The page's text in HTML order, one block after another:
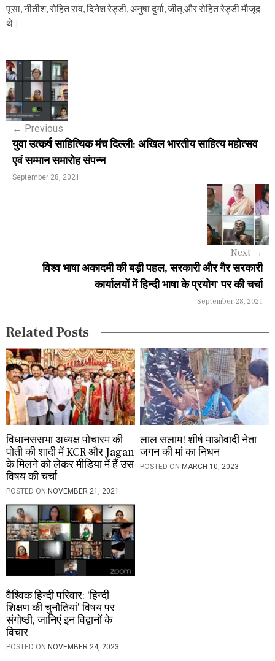
पूसा, नीतीश, रोहित राव, दिनेश रेड्डी, अनुषा दुर्गा, जीतू और रोहित रेड्डी मौजूद
थे।
P
o
s
n
a
o
n
← Previous
युवा उत्कर्ष साहित्यिक मंच दिल्ली: अखिल भारतीय साहित्य महोत्सव
एवं सम्मान समारोह संपन्न
September 28, 2021
Next →
विश्व भाषा अकादमी की बड़ी पहल, सरकारी और गैर सरकारी
कार्यालयों में हिन्दी भाषा के प्रयोग' पर की चर्चा
September 28, 2021
Related Posts
विधानससभा अध्यक्ष पोचारम की
पोती की शादी में KCR और Jagan
के मिलने को लेकर मीडिया में हैं उस
विषय की चर्चा
POSTED ON NOVEMBER 21, 2021
लाल सलाम! शीर्ष माओवादी नेता
जगन की मां का निधन
POSTED ON MARCH 10, 2023
वैश्विक हिन्दी परिवार: ‘हिन्दी
शिक्षण की चुनौतियां’ विषय पर
संगोष्ठी, जानिएं इन विद्वानों के
विचार
POSTED ON NOVEMBER 24, 2023